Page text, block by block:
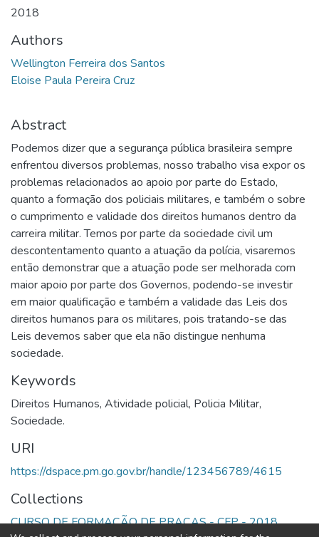
2018
Authors
Wellington Ferreira dos Santos
Eloise Paula Pereira Cruz
Abstract
Podemos dizer que a segurança pública brasileira sempre
enfrentou diversos problemas, nosso trabalho visa expor os
problemas relacionados ao apoio por parte do Estado,
quanto a formação dos policiais militares, e também o sobre
o cumprimento e validade dos direitos humanos dentro da
carreira militar. Temos por parte da sociedade civil um
descontentamento quanto a atuação da polícia, visaremos
então demonstrar que a atuação pode ser melhorada com
maior apoio por parte dos Governos, podendo-se investir
em maior qualificação e também a validade das Leis dos
direitos humanos para os militares, pois tratando-se das
Leis devemos saber que ela não distingue nenhuma
sociedade.
Keywords
Direitos Humanos, Atividade policial, Policia Militar,
Sociedade.
URI
https://dspace.pm.go.gov.br/handle/123456789/4615
Collections
CURSO DE FORMAÇÃO DE PRAÇAS - CFP - 2018